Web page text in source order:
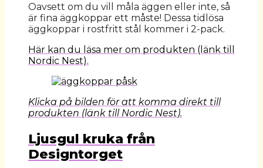
Oavsett om du vill måla äggen eller inte, så
är fina äggkoppar ett måste! Dessa tidlösa
äggkoppar i rostfritt stål kommer i 2-pack.
Här kan du läsa mer om produkten (länk till
Nordic Nest).
Klicka på bilden för att komma direkt till
produkten (länk till Nordic Nest).
Ljusgul kruka från
Designtorget